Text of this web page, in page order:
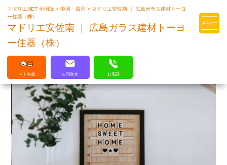
マドリエはLIXILの厳しい基準を
マドリエNET 全国版>中国・四国>マドリエ安佐南 ｜ 広島ガラス建材トーヨ
ー住器（株）
マドリエ安佐南 ｜ 広島ガラス建材トーヨ
ー住器（株）
マド本舗 お問合せ お電話